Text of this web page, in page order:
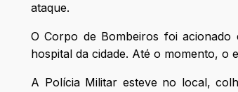
ataque.
O Corpo de Bombeiros foi
hospital da cidade. Até o momento, o
A Polícia Militar esteve no local,